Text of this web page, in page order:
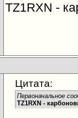
TZ1RXN -
Цитата:
Первоначальное
TZ1RXN -